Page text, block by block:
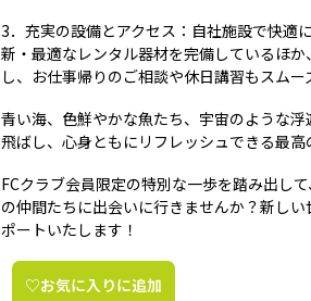
3．充実の設備とアクセス：自社施設で快適
新・最適なレンタル器材を完備しているほ
し、お仕事帰りのご相談や休日講習もスムー
青い海、色鮮やかな魚たち、宇宙のような浮
飛ばし、心身ともにリフレッシュできる最高
FCクラブ会員限定の特別な一歩を踏み出し
の仲間たちに出会いに行きませんか？新し
ポートいたします！
♡お気に入りに追加